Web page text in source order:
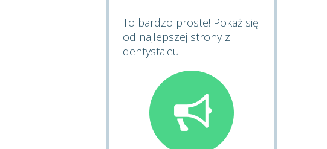
To bardzo proste! Pokaż się
od najlepszej strony z
dentysta.eu